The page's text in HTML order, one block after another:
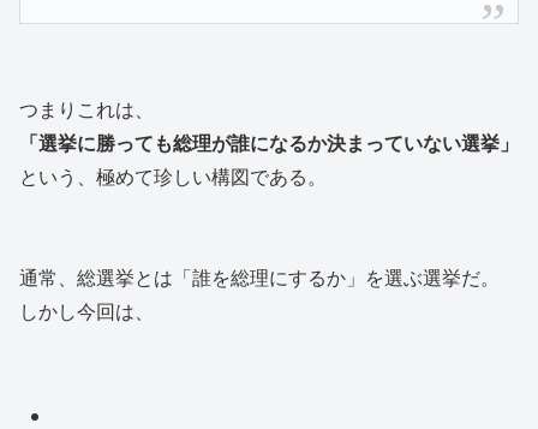
つまりこれは、
「選挙に勝っても総理が誰になるか決まっていない選挙」
という、極めて珍しい構図である。
通常、総選挙とは「誰を総理にするか」を選ぶ選挙だ。
しかし今回は、